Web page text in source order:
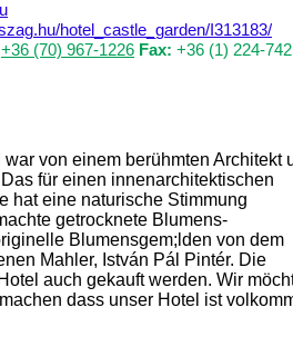
hotel_castle_garden/I313183/
+36 (70) 967-1226 Fax: +36 (1) 224-
von einem berühmten Architekt
für einen innenarchitektischen
hat eine naturische Stimmung
getrocknete Blumens-
Blumensgem;lden von dem
Mahler, István Pál Pintér. Die
auch gekauft werden. Wir
dass unser Hotel ist